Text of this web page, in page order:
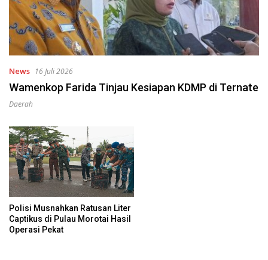
News 16 Juli 2026
Wamenkop Farida Tinjau Kesiapan KDMP di Ternate
Daerah
Polisi Musnahkan Ratusan Liter
Captikus di Pulau Morotai Hasil
Operasi Pekat